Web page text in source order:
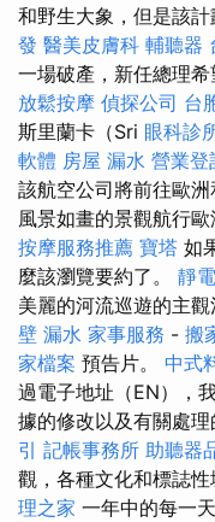
和野生大象，但是該
發 醫美皮膚科 輔聽器
一場破產，新任總理
放鬆按摩 偵探公司 台
斯里蘭卡（Sri 眼科診
軟體 房屋 漏水 營業登
該航空公司將前往歐
風景如畫的景觀航行
按摩服務推薦 寶塔 如
麼該瀏覽要約了。 靜
美麗的河流巡遊的主觀
壁 漏水 家事服務 - 搬
家檔案 預告片。 中式
過電子地址（EN），
據的修改以及有關處理
引 記帳事務所 助聽器
觀，各種文化和標誌性
理之家 一年中的每一